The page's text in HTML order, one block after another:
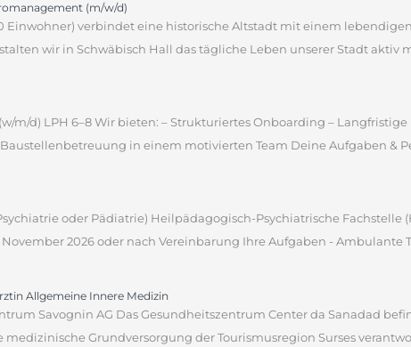
(m/w/d)
Einwohner) verbindet eine historische Altstadt mit einem
wir in Schwäbisch Hall das tägliche Leben unserer Stadt aktiv
m/d) LPH 6–8 Wir bieten: – Strukturiertes Onboarding –
in einem motivierten Team Deine Aufgaben &
oder Pädiatrie) Heilpädagogisch-Psychiatrische
2026 oder nach Vereinbarung Ihre Aufgaben - Ambulante
Allgemeine Innere Medizin
Savognin AG Das Gesundheitszentrum Center da Sanadad
Grundversorgung der Tourismusregion Surses